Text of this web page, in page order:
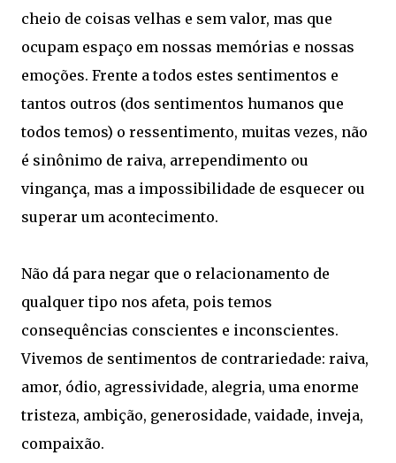
cheio de coisas velhas e sem valor, mas que
ocupam espaço em nossas memórias e nossas
emoções. Frente a todos estes sentimentos e
tantos outros (dos sentimentos humanos que
todos temos) o ressentimento, muitas vezes, não
é sinônimo de raiva, arrependimento ou
vingança, mas a impossibilidade de esquecer ou
superar um acontecimento.
Não dá para negar que o relacionamento de
qualquer tipo nos afeta, pois temos
consequências conscientes e inconscientes.
Vivemos de sentimentos de contrariedade: raiva,
amor, ódio, agressividade, alegria, uma enorme
tristeza, ambição, generosidade, vaidade, inveja,
compaixão.